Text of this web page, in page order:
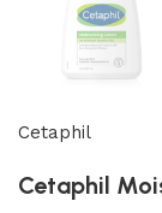
Cetaphil
Cetaphil